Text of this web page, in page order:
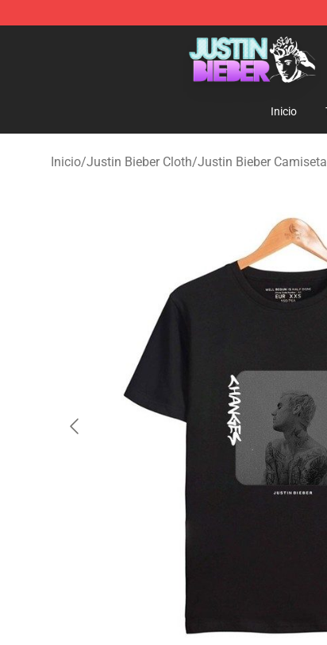
Justin Bieber Store - Official Justin Bieber
Inicio
Inicio/Justin Bieber Cloth/Justin Bieber